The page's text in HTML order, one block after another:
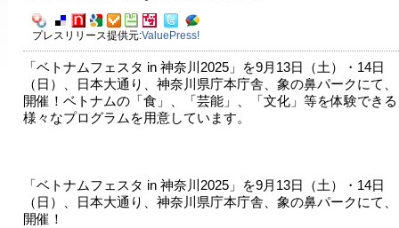
プレスリリース提供元:ValuePress!
「ベトナムフェスタ in 神奈川2025」を9月13日（土）・14日
（日）、日本大通り、神奈川県庁本庁舎、象の鼻パークにて、
開催！ベトナムの「食」、「芸能」、「文化」等を体験できる
様々なプログラムを用意しています。
「ベトナムフェスタ in 神奈川2025」を9月13日（土）・14日
（日）、日本大通り、神奈川県庁本庁舎、象の鼻パークにて、
開催！